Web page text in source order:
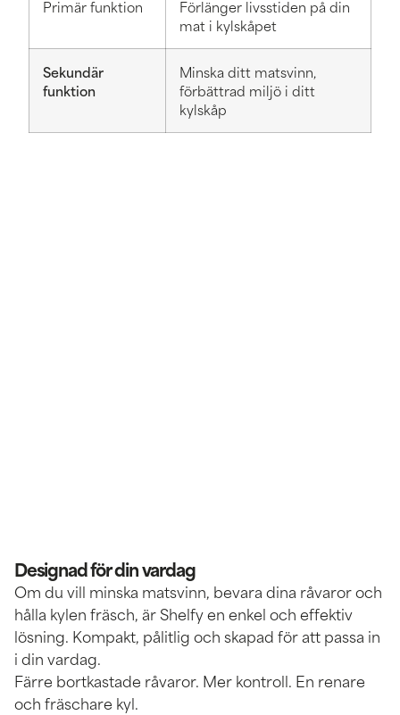
Primär funktion
Förlänger livsstiden på din
mat i kylskåpet
Sekundär
funktion
Minska ditt matsvinn,
förbättrad miljö i ditt
kylskåp
Designad för din vardag
Om du vill minska matsvinn, bevara dina råvaror och
hålla kylen fräsch, är Shelfy en enkel och effektiv
lösning. Kompakt, pålitlig och skapad för att passa in
i din vardag.
Färre bortkastade råvaror. Mer kontroll. En renare
och fräschare kyl.